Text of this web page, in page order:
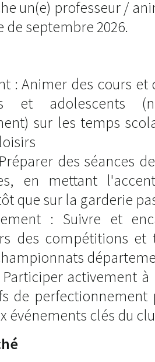
un(e) professeur /
septembre 2026.
: Animer des cours
et adolescents
sur les temps
des séances
en mettant
que sur la garderie
: Suivre et
des compétitions et
activement
de perfectionnement
événements clés du